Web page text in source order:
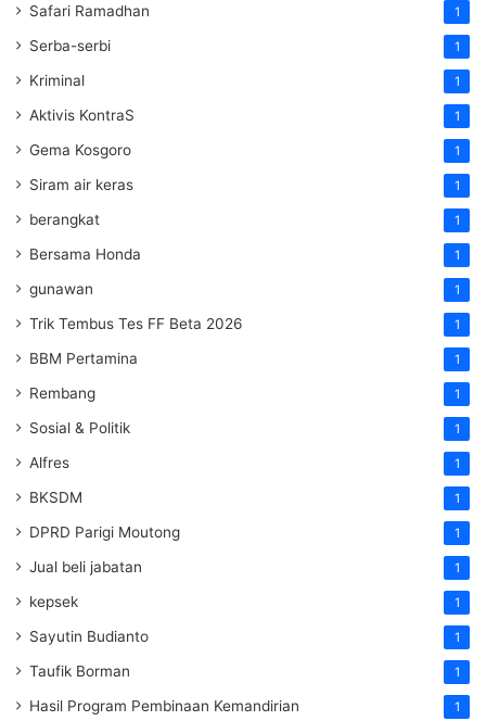
Safari Ramadhan 1
Serba-serbi 1
Kriminal 1
Aktivis KontraS 1
Gema Kosgoro 1
Siram air keras 1
berangkat 1
Bersama Honda 1
gunawan 1
Trik Tembus Tes FF Beta 2026 1
BBM Pertamina 1
Rembang 1
Sosial & Politik 1
Alfres 1
BKSDM 1
DPRD Parigi Moutong 1
Jual beli jabatan 1
kepsek 1
Sayutin Budianto 1
Taufik Borman 1
Hasil Program Pembinaan Kemandirian 1